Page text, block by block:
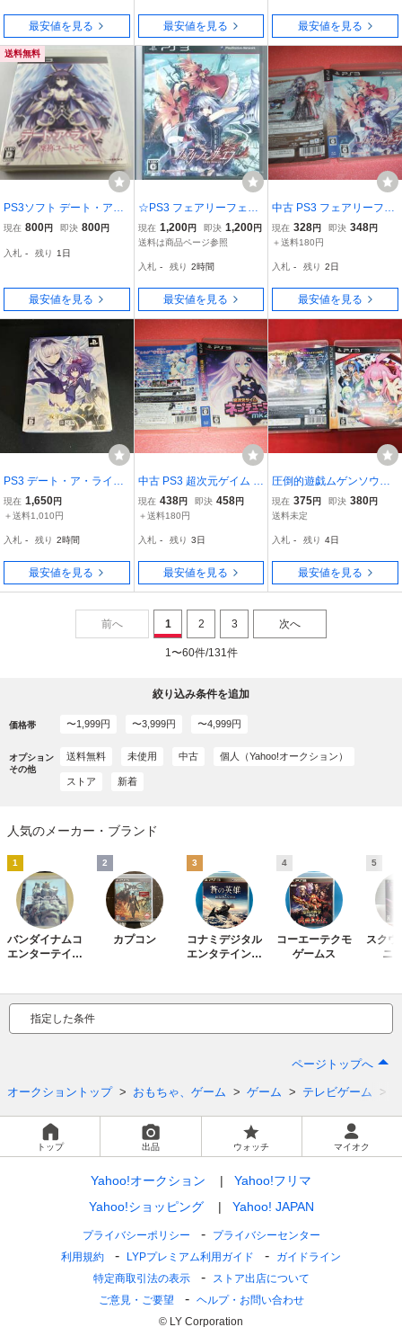
最安値を見る 最安値を見る 最安値を見る
送料無料
PS3ソフト デート・ア・
ライブ 凜祢ユートピア 20
95857092864(STIBB461
現在 800円 即決 800円
入札 - 残り 1日
最安値を見る
☆PS3 フェアリーフェン
サー エフ (通常版)
現在 1,200円 即決 1,200円
送料は商品ページ参照
入札 - 残り 2時間
最安値を見る
中古 PS3 フェアリーフェ
ンサー エフ 動作保証 同
梱可
現在 328円 即決 348円
＋送料180円
入札 - 残り 2日
最安値を見る
PS3 デート・ア・ライブ
或守インストール
現在 1,650円
＋送料1,010円
入札 - 残り 2時間
最安値を見る
中古 PS3 超次元ゲイム ネ
プテューヌmk2
現在 438円 即決 458円
＋送料180円
入札 - 残り 3日
最安値を見る
圧倒的遊戯ムゲンソウル
ズ 即購入！ 多数出品
中！！
現在 375円 即決 380円
送料未定
入札 - 残り 4日
最安値を見る
前へ 1 2 3 次へ
1〜60件/131件
絞り込み条件を追加
価格帯 〜1,999円 〜3,999円 〜4,999円
オプション
その他
送料無料 未使用 中古 個人（Yahoo!オークション）
ストア 新着
人気のメーカー・ブランド
1
バンダイナムコ
エンターテイン
2
カプコン
3
コナミデジタル
エンタテインメ
4
コーエーテクモ
ゲームス
5
スクウ
ニ
指定した条件
ページトップへ
オークショントップ おもちゃ、ゲーム ゲーム テレビゲーム
トップ 出品 ウォッチ マイオク
Yahoo!オークション
Yahoo!フリマ
Yahoo!ショッピング
Yahoo! JAPAN
プライバシーポリシー
プライバシーセンター
利用規約
LYPプレミアム利用ガイド
ガイドライン
特定商取引法の表示
ストア出店について
ご意見・ご要望
ヘルプ・お問い合わせ
© LY Corporation